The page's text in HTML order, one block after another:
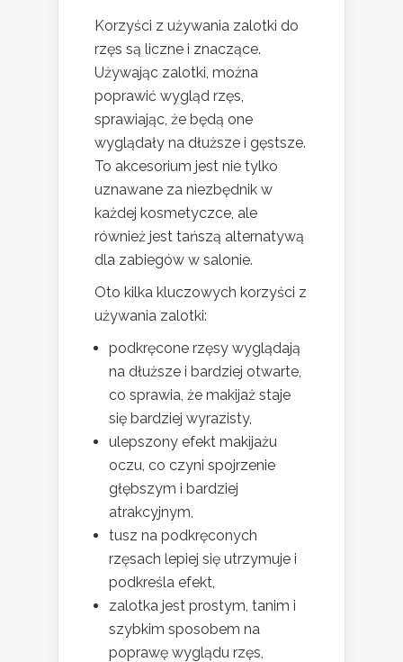
Korzyści z używania zalotki do
rzęs są liczne i znaczące.
Używając zalotki, można
poprawić wygląd rzęs,
sprawiając, że będą one
wyglądały na dłuższe i gęstsze.
To akcesorium jest nie tylko
uznawane za niezbędnik w
każdej kosmetyczce, ale
również jest tańszą alternatywą
dla zabiegów w salonie.
Oto kilka kluczowych korzyści z
używania zalotki:
podkręcone rzęsy wyglądają
na dłuższe i bardziej otwarte,
co sprawia, że makijaż staje
się bardziej wyrazisty,
ulepszony efekt makijażu
oczu, co czyni spojrzenie
głębszym i bardziej
atrakcyjnym,
tusz na podkręconych
rzęsach lepiej się utrzymuje i
podkreśla efekt,
zalotka jest prostym, tanim i
szybkim sposobem na
poprawę wyglądu rzęs,